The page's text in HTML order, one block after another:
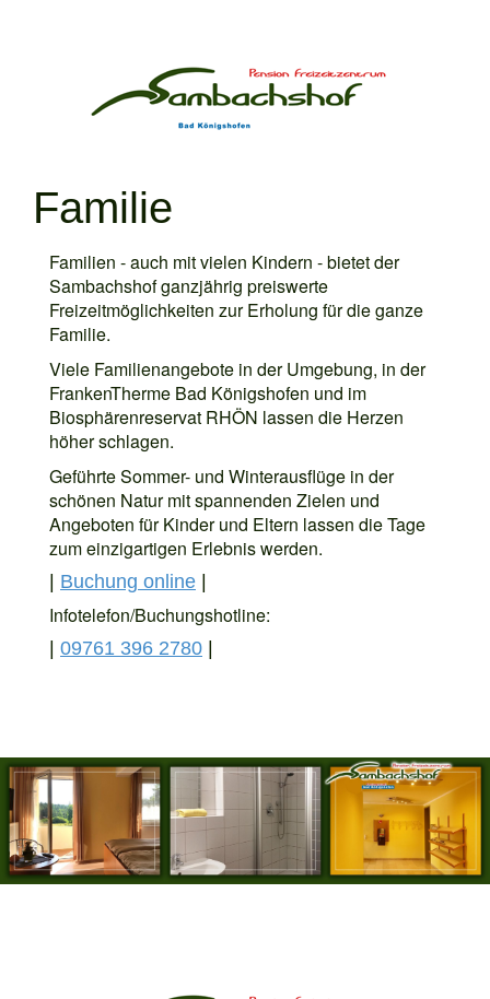
Familie
Familien - auch mit vielen Kindern - bietet der
Sambachshof ganzjährig preiswerte
Freizeitmöglichkeiten zur Erholung für die ganze
Familie.
Viele Familienangebote in der Umgebung, in der
FrankenTherme Bad Königshofen und im
Biosphärenreservat RHÖN lassen die Herzen
höher schlagen.
Geführte Sommer- und Winterausflüge in der
schönen Natur mit spannenden Zielen und
Angeboten für Kinder und Eltern lassen die Tage
zum einzigartigen Erlebnis werden.
| Buchung online |
Infotelefon/Buchungshotline:
| 09761 396 2780 |